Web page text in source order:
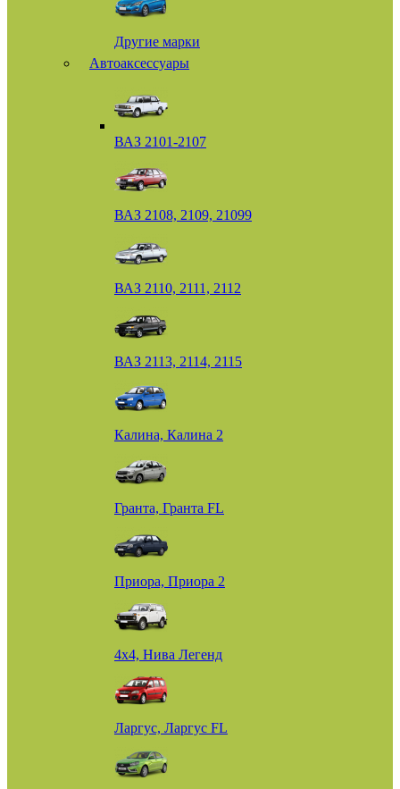
Другие марки
Автоаксессуары
ВАЗ 2101-2107
ВАЗ 2108, 2109, 21099
ВАЗ 2110, 2111, 2112
ВАЗ 2113, 2114, 2115
Калина, Калина 2
Гранта, Гранта FL
Приора, Приора 2
4х4, Нива Легенд
Ларгус, Ларгус FL